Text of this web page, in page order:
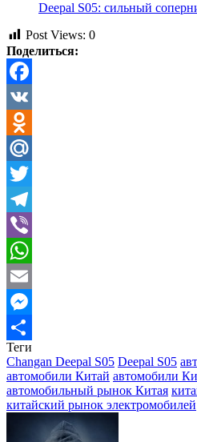
Deepal S05: сильный
Post Views: 0
Поделиться:
Facebook
VK
Odnoklassniki
Mail.Ru
Twitter
Telegram
Viber
WhatsApp
Email
Messenger
Отправить
Теги
Changan Deepal S05 Deepal S05
автомобили Китай автомобили
автомобильный рынок Китая
китайский рынок электромобилей